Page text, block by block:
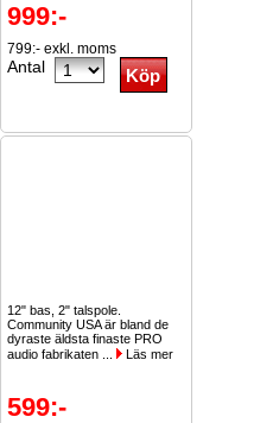
999:-
799:- exkl. moms
Antal
12" bas, 2" talspole.
Community USA är bland de
dyraste äldsta finaste PRO
audio fabrikaten ...
Läs mer
599:-